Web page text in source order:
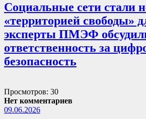
Социальные сети стали
«территорией свободы»
эксперты ПМЭФ
ответственность за
безопасность
Просмотров: 30
Нет комментариев
09.06.2026